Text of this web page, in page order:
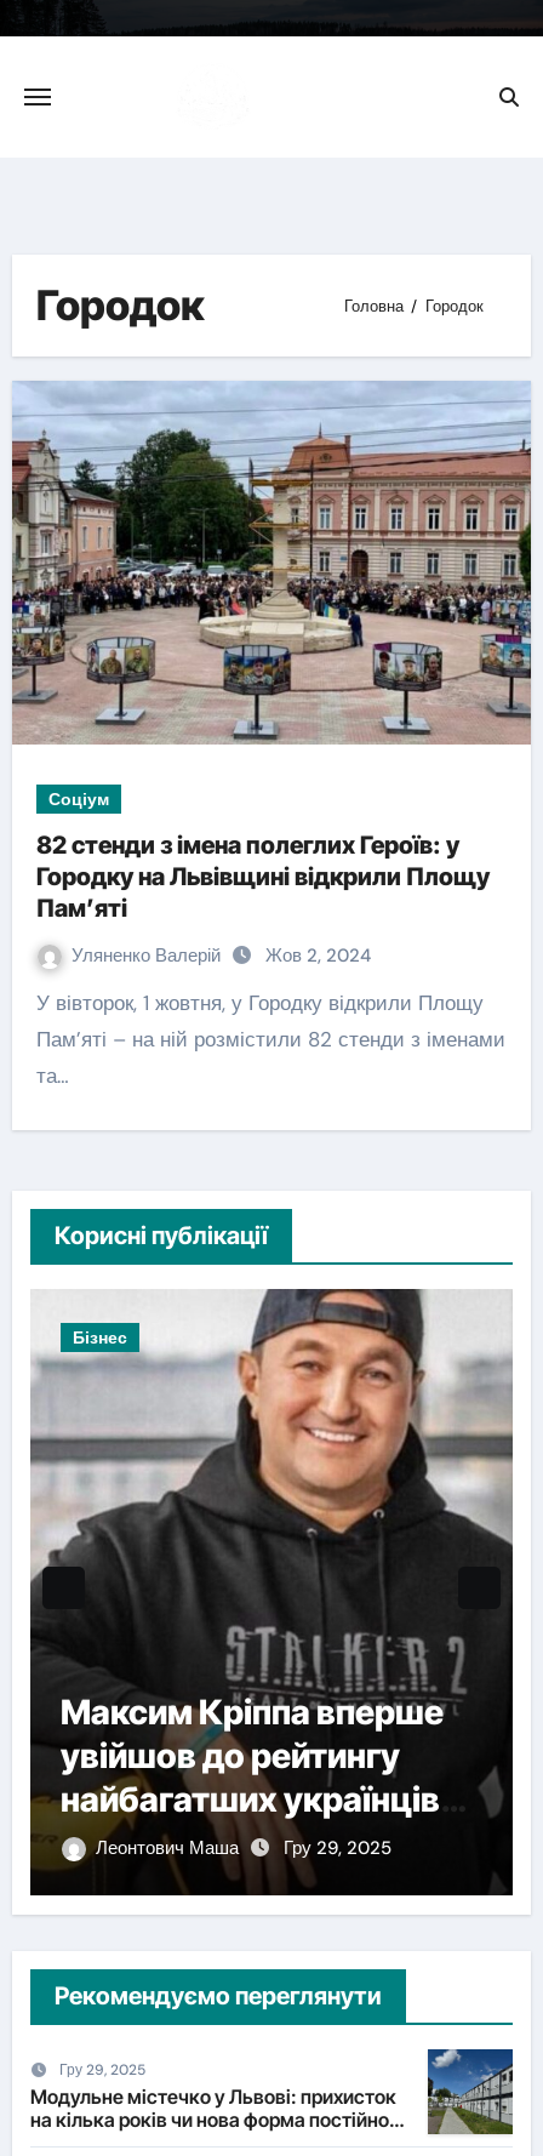
content
Городок Головна Городок
Соціум
82 стенди з імена полеглих Героїв: у
Городку на Львівщині відкрили Площу
Пам’яті
Уляненко Валерій Жов 2, 2024
У вівторок, 1 жовтня, у Городку відкрили Площу
Пам’яті – на ній розмістили 82 стенди з іменами
та…
Корисні публікації
Бізнес
Максим Кріппа вперше
увійшов до рейтингу
найбагатших українців
NVЛеонтович Маша Гру 29, 2025
Рекомендуємо переглянути
Гру 29, 2025
Модульне містечко у Львові: прихисток
на кілька років чи нова форма постійного
житла?